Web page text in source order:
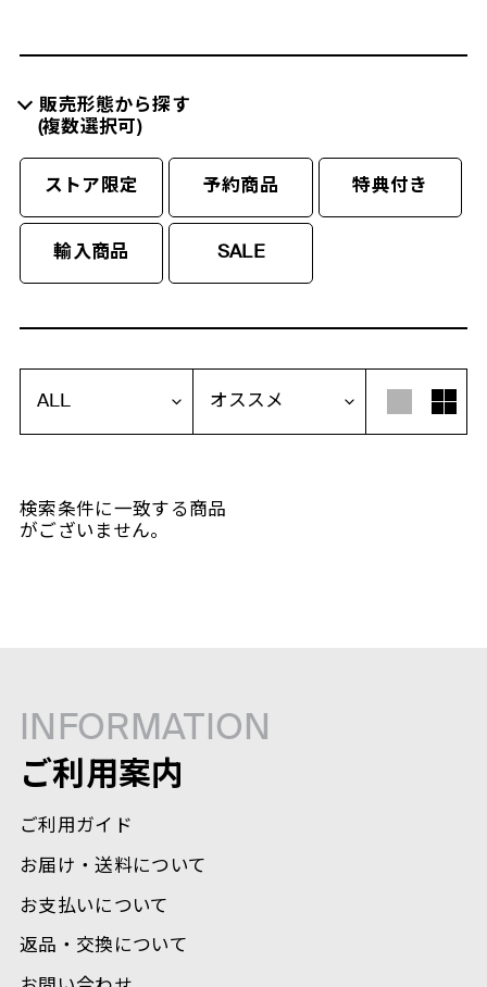
販売形態から探す
(複数選択可)
ストア限定 予約商品 特典付き
輸入商品 SALE
検索条件に一致する商品
がございません。
INFORMATION
ご利用案内
ご利用ガイド
お届け・送料について
お支払いについて
返品・交換について